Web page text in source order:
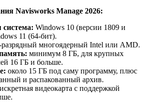
Navisworks Manage 2026:
Windows 10 (версии 1809 и
11 (64-бит).
разрядный многоядерный Intel или AMD.
минимум 8 ГБ, для крупных
16 ГБ и больше.
около 15 ГБ под саму программу, плюс
и распакованный архив.
видеокарта с поддержкой